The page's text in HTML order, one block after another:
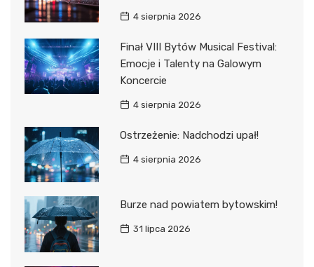
4 sierpnia 2026
Finał VIII Bytów Musical Festival:
Emocje i Talenty na Galowym
Koncercie
4 sierpnia 2026
Ostrzeżenie: Nadchodzi upał!
4 sierpnia 2026
Burze nad powiatem bytowskim!
31 lipca 2026